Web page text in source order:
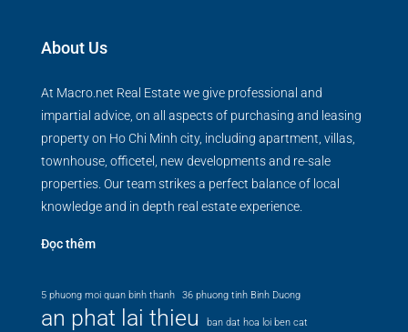
About Us
At Macro.net Real Estate we give professional and
impartial advice, on all aspects of purchasing and leasing
property on Ho Chi Minh city, including apartment, villas,
townhouse, officetel, new developments and re-sale
properties. Our team strikes a perfect balance of local
knowledge and in depth real estate experience.
Đọc thêm
5 phuong moi quan binh thanh 36 phuong tinh Binh Duong
an phat lai thieu
ban dat hoa loi ben cat